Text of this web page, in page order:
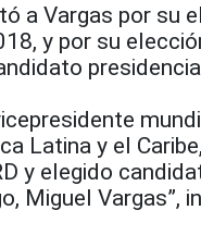
a Vargas por su
y por su
Latina y el
y elegido
Miguel Vargas”,